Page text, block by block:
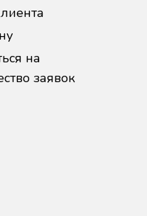
на
заявок